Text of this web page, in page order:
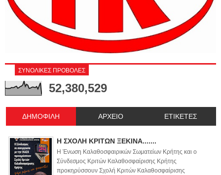
ΣΥΝΟΛΙΚΕΣ ΠΡΟΒΟΛΕΣ
52,380,529
ΔΗΜΟΦΙΛΗ ΑΡΧΕΙΟ ΕΤΙΚΕΤΕΣ
Η ΣΧΟΛΗ ΚΡΙΤΩΝ ΞΕΚΙΝΑ.......
Η Ένωση Καλαθοσφαιρικών Σωματείων Κρήτης και ο
Σύνδεσμος Κριτών Καλαθοσφαίρισης Κρήτης
προκηρύσσουν Σχολή Κριτών Καλαθοσφαίρισης